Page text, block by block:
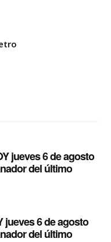
jueves 6 de agosto
del último
jueves 6 de agosto
del último